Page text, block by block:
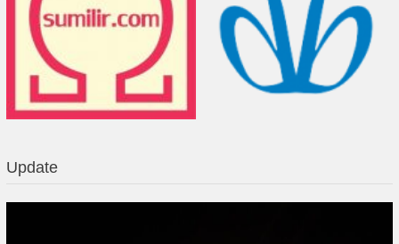
Update